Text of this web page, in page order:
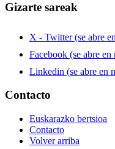
Gizarte sareak
X - Twitter (se abre
Facebook (se abre en
Linkedin (se abre en
Contacto
Euskarazko bertsioa
Contacto
Volver arriba